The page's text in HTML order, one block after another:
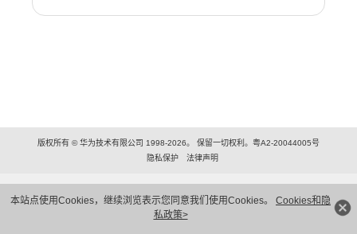
本站点使用Cookies，继续浏览表示您同意我们使用Cookies。 Cookies和隐
私政策>
版权所有 © 华为技术有限公司 1998-2026。 保留一切权利。粤A2-20044005号
隐私保护
法律声明